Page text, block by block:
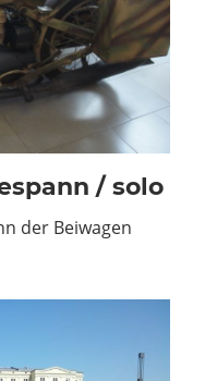
/ solo
der Beiwagen